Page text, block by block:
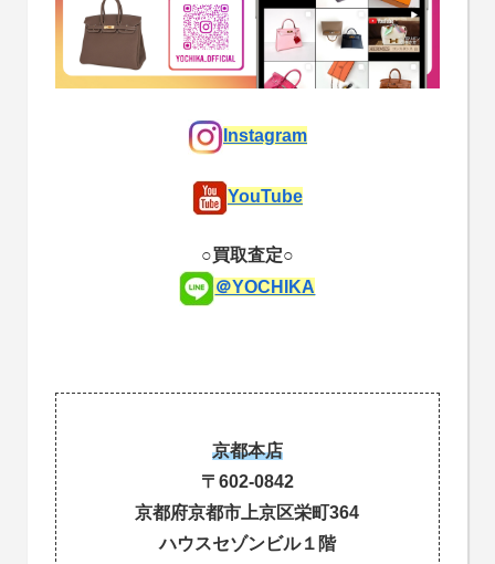
Instagram
YouTube
○買取査定○
＠YOCHIKA
京都本店
〒602-0842
京都府京都市上京区栄町364
ハウスセゾンビル１階